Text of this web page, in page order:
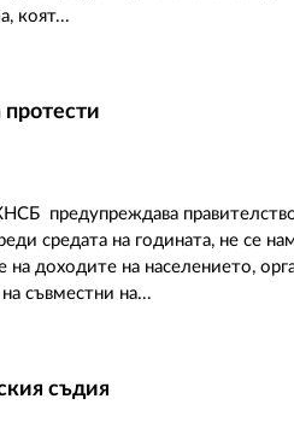
коят...
предупреждава
средата на годината, не се
на доходите на населението,
съвместни на...
съдия